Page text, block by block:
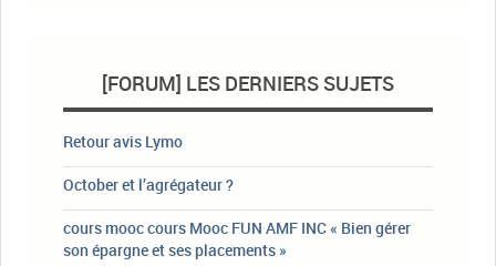
[FORUM] LES DERNIERS SUJETS
Retour avis Lymo
October et l’agrégateur ?
cours mooc cours Mooc FUN AMF INC « Bien gérer
son épargne et ses placements »